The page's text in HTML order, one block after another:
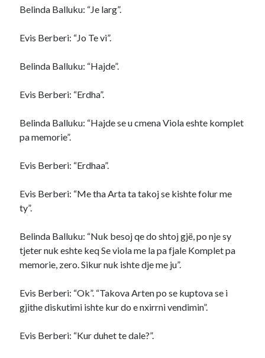
Belinda Balluku: “Je larg”.
Evis Berberi: “Jo Te vi”.
Belinda Balluku: “Hajde”.
Evis Berberi: “Erdha”.
Belinda Balluku: “Hajde se u cmena Viola eshte komplet
pa memorie”.
Evis Berberi: “Erdhaa”.
Evis Berberi: “Me tha Arta ta takoj se kishte folur me
ty”.
Belinda Balluku: “Nuk besoj qe do shtoj gjë, po nje sy
tjeter nuk eshte keq Se viola me la pa fjale Komplet pa
memorie, zero. Sikur nuk ishte dje me ju”.
Evis Berberi: “Ok”. “Takova Arten po se kuptova se i
gjithe diskutimi ishte kur do e nxirrni vendimin”.
Evis Berberi: “Kur duhet te dale?”.